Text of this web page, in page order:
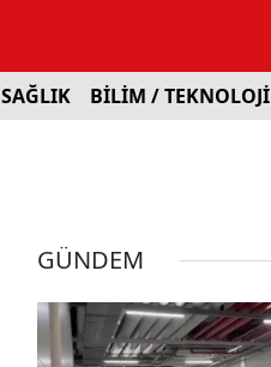
SAĞLIK BİLİM / TEKNOLOJİ
GÜNDEM